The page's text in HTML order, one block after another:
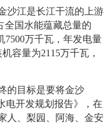
江是长江干流的上游
全国水能蕴藏总量的
7500万千瓦，年发电量
容量为2115万千瓦，
目标是要将金沙
开发规划报告》，在
人、梨园、阿海、金安